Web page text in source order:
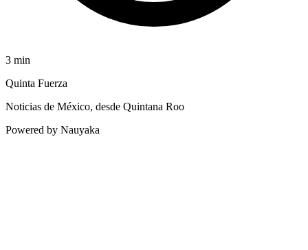
3 min
Quinta Fuerza
Noticias de México, desde Quintana Roo
Powered by Nauyaka